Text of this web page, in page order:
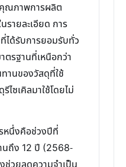
ณภาพการผลิต
รายละเอียด การ
ได้รับการยอมรับทั่ว
ตรฐานที่เหนือกว่า
านของวัสดุที่ใช้
ไซเคิลมาใช้โดยไม่
หนึ่งคือช่วงปีที่
นถึง 12 ปี (2568-